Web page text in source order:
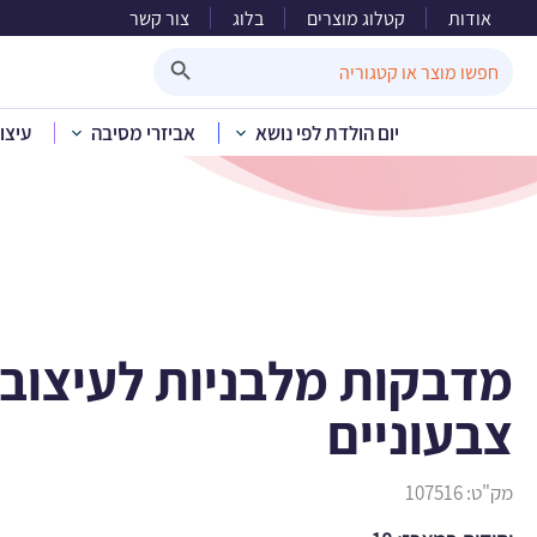
אודות קטלוג מוצרים בלוג צור קשר
for:
יום הולדת לפי נושא אביזרי מסיבה
מדבקות
בית » קטלוג מוצרים»יום הולדת
מדבקות מלבניות
צבעוניים
מק"ט:107516